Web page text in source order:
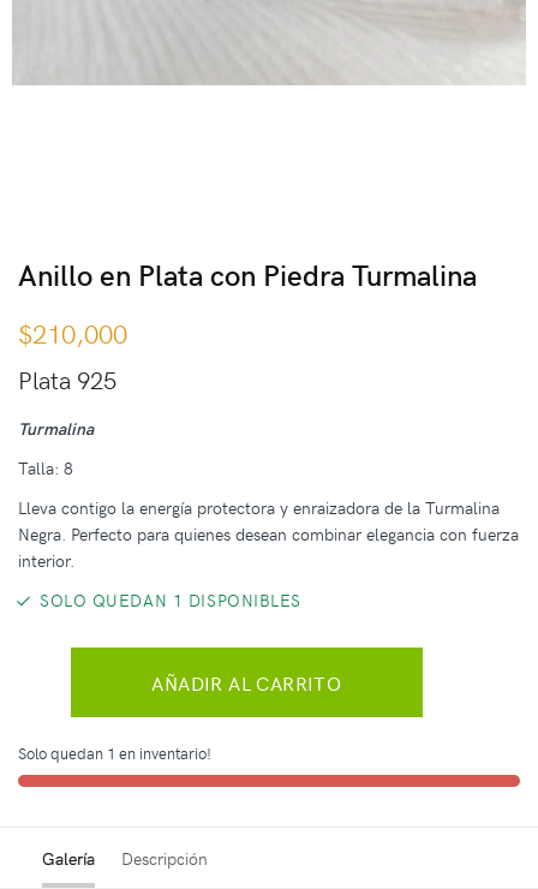
Anillo en Plata con Piedra Turmalina
$210,000
Plata 925
Turmalina
Talla: 8
Lleva contigo la energía protectora y enraizadora de la Turmalina
Negra. Perfecto para quienes desean combinar elegancia con fuerza
interior.
SOLO QUEDAN 1 DISPONIBLES
AÑADIR AL CARRITO
Solo quedan 1 en inventario!
Galería Descripción